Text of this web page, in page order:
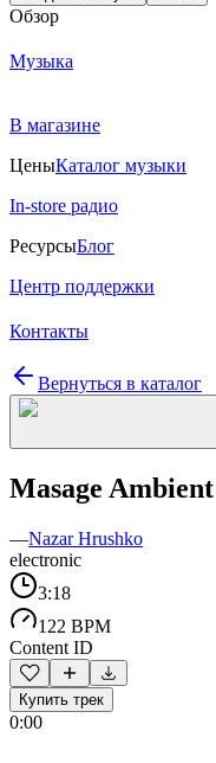
Обзор
Музыка
В магазине
ЦеныКаталог музыки
In-store радио
РесурсыБлог
Центр поддержки
Контакты
Вернуться в каталог
Masage Ambient
—Nazar Hrushko
electronic
3:18
122 BPM
Content ID
Купить трек
0:00